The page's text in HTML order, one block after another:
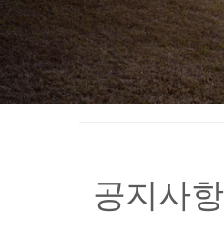
공지사항